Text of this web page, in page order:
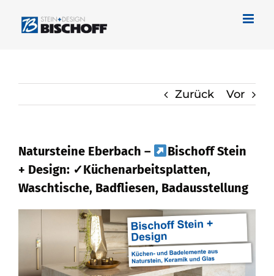
Inhalt
Zurück Vor
Natursteine Eberbach –
Bischoff Stein
+ Design: ✓Küchenarbeitsplatten,
Waschtische, Badfliesen, Badausstellung
Bekommen Sie Naturstein in Eberbach
bei
Bischoff Stein + Design und
✓Waschtische, Küchenarbeitsplatte,
Badfliese, Badausstellung. Direkt bei